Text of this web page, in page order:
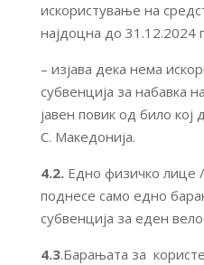
искористување на
најдоцна до 31.12.2024
– изјава дека нема
субвенција за набавка
јавен повик од било кој
С. Македонија.
4.2.Едно физичко лице
поднесе само едно
субвенција за еден
4.3.Барањата за